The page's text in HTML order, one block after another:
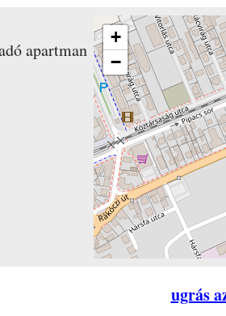
apartman
+
−
ugrás